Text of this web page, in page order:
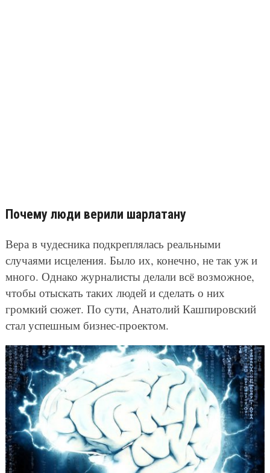
Почему люди верили шарлатану
Вера в чудесника подкреплялась реальными
случаями исцеления. Было их, конечно, не так уж и
много. Однако журналисты делали всё возможное,
чтобы отыскать таких людей и сделать о них
громкий сюжет. По сути, Анатолий Кашпировский
стал успешным бизнес-проектом.